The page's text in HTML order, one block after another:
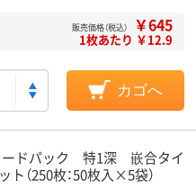
販売価格（税込） ￥645
1枚あたり ￥12.9
カゴへ
ドパック 特1深 嵌合タイ
（250枚：50枚入×5袋）